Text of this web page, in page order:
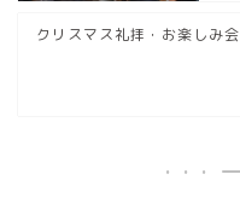
クリスマス礼拝・お楽しみ会